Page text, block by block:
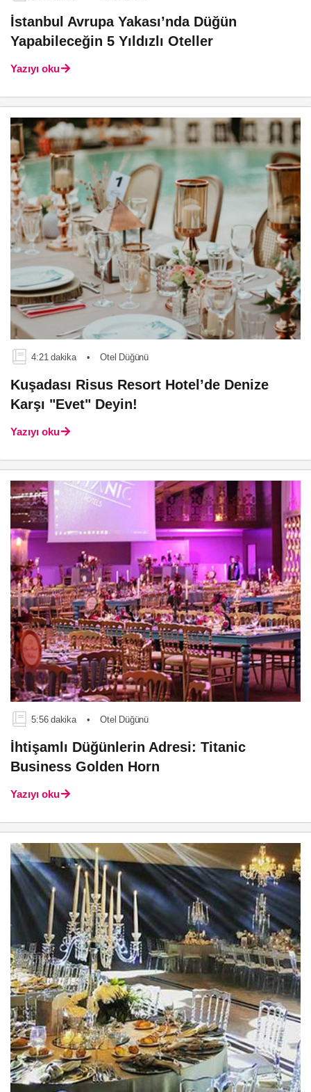
İstanbul Avrupa Yakası’nda Düğün
Yapabileceğin 5 Yıldızlı Oteller
Yazıyı oku
4:21 dakika • Otel Düğünü
Kuşadası Risus Resort Hotel’de Denize
Karşı "Evet" Deyin!
Yazıyı oku
5:56 dakika • Otel Düğünü
İhtişamlı Düğünlerin Adresi: Titanic
Business Golden Horn
Yazıyı oku